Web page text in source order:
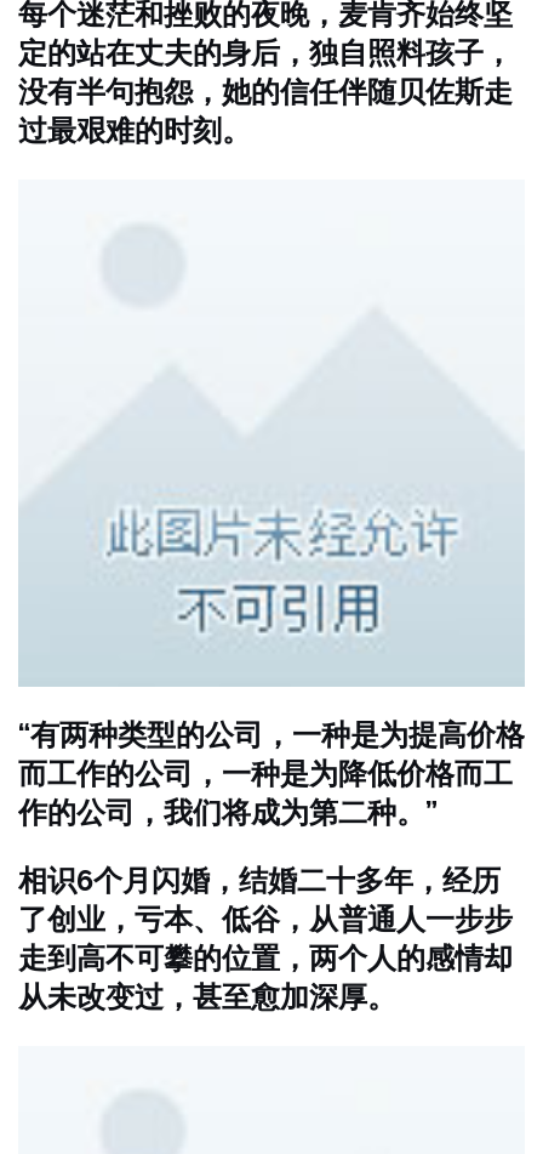
每个迷茫和挫败的夜晚，麦肯齐始终坚
定的站在丈夫的身后，独自照料孩子，
没有半句抱怨，她的信任伴随贝佐斯走
过最艰难的时刻。
“有两种类型的公司，一种是为提高价格
而工作的公司，一种是为降低价格而工
作的公司，我们将成为第二种。”
相识6个月闪婚，结婚二十多年，经历
了创业，亏本、低谷，从普通人一步步
走到高不可攀的位置，两个人的感情却
从未改变过，甚至愈加深厚。